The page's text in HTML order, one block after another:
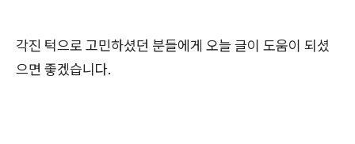
각진 턱으로 고민하셨던 분들에게 오늘 글이 도움이 되셨
으면 좋겠습니다.